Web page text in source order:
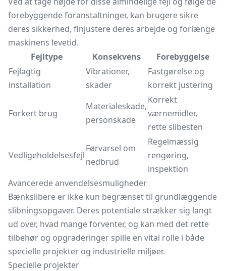
forebyggende foranstaltninger, kan brugere sikre
deres sikkerhed, finjustere deres arbejde og forlænge
maskinens levetid.
Fejltype
Konsekvens
Forebyggelse
Fejlagtig
installation
Vibrationer,
skader
Fastgørelse og
korrekt justering
Forkert brug
Materialeskade,
personskade
Korrekt
værnemidler,
rette slibesten
Vedligeholdelsesfejl
Førvarsel om
nedbrud
Regelmæssig
rengøring,
inspektion
Avancerede anvendelsesmuligheder
Bænkslibere er ikke kun begrænset til grundlæggende
slibningsopgaver. Deres potentiale strækker sig langt
ud over, hvad mange forventer, og kan med det rette
tilbehør og opgraderinger spille en vital rolle i både
specielle projekter og industrielle miljøer.
Specielle projekter